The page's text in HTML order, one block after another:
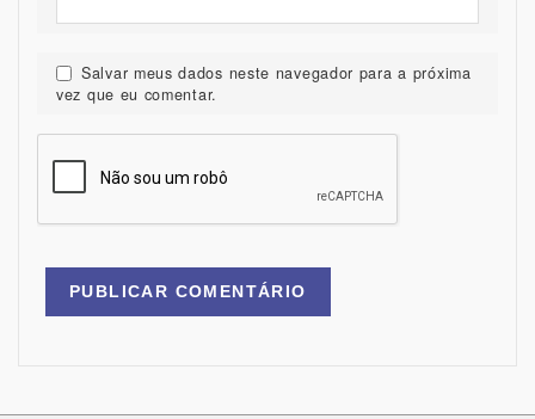
Salvar meus dados neste navegador para a próxima
vez que eu comentar.